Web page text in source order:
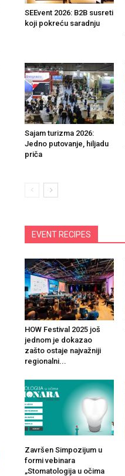
SEEvent 2026: B2B susreti
koji pokreću saradnju
Sajam turizma 2026:
Jedno putovanje, hiljadu
priča
EVENT RECIPES
HOW Festival 2025 još
jednom je dokazao
zašto ostaje najvažniji
regionalni...
Završen Simpozijum u
formi vebinara
„Stomatologija u očima